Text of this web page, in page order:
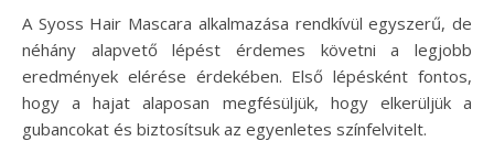
A Syoss Hair Mascara alkalmazása rendkívül egyszerű, de
néhány alapvető lépést érdemes követni a legjobb
eredmények elérése érdekében. Első lépésként fontos,
hogy a hajat alaposan megfésüljük, hogy elkerüljük a
gubancokat és biztosítsuk az egyenletes színfelvitelt.